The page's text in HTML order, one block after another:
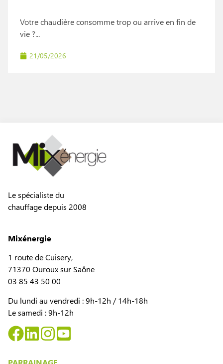
Votre chaudière consomme trop ou arrive en fin de
vie ?...
21/05/2026
Le spécialiste du
chauffage depuis 2008
Mixénergie
1 route de Cuisery,
71370 Ouroux sur Saône
03 85 43 50 00
Du lundi au vendredi : 9h-12h / 14h-18h
Le samedi : 9h-12h